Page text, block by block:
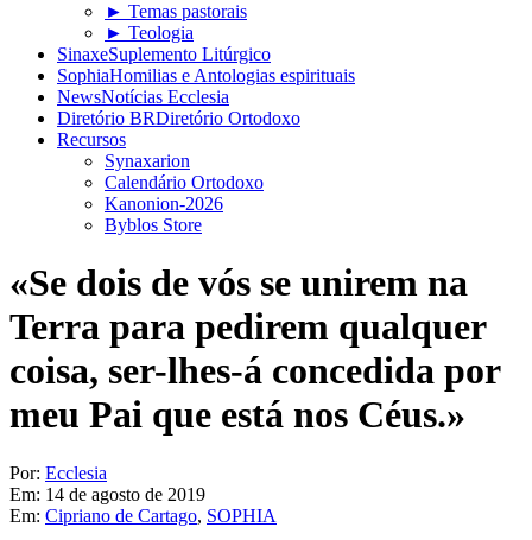
► Temas pastorais
► Teologia
SinaxeSuplemento Litúrgico
SophiaHomilias e Antologias espirituais
NewsNotícias Ecclesia
Diretório BRDiretório Ortodoxo
Recursos
Synaxarion
Calendário Ortodoxo
Kanonion-2026
Byblos Store
«Se dois de vós se unirem na
Terra para pedirem qualquer
coisa, ser-lhes-á concedida por
meu Pai que está nos Céus.»
Por: Ecclesia
Em: 14 de agosto de 2019
Em: Cipriano de Cartago, SOPHIA